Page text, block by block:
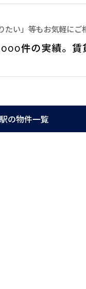
線が使えて、交通の便が
たい」等もお気軽にご
件の実績。 賃
の物件一覧